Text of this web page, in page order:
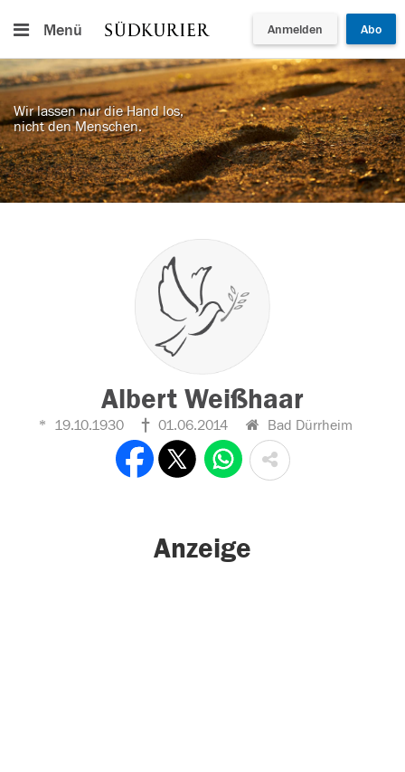
Menü Anmelden Abo
Wir lassen nur die Hand los,
nicht den Menschen.
Albert Weißhaar
19.10.1930 01.06.2014 Bad Dürrheim
Anzeige